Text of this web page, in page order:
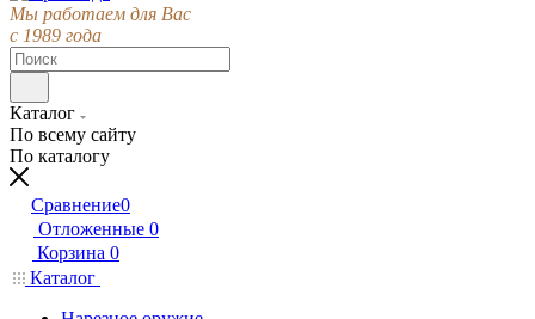
Мы работаем для Вас
с 1989 года
Каталог
По всему сайту
По каталогу
Сравнение0
Отложенные 0
Корзина 0
Каталог